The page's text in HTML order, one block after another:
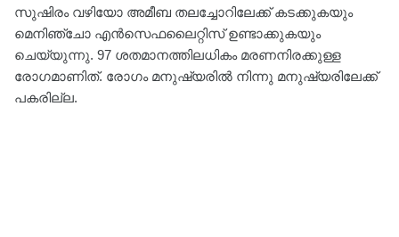
സുഷിരം വഴിയോ അമീബ തലച്ചോറിലേക്ക് കടക്കുകയും
മെനിഞ്ചോ എൻസെഫലൈറ്റിസ് ഉണ്ടാക്കുകയും
ചെയ്യുന്നു. 97 ശതമാനത്തിലധികം മരണനിരക്കുള്ള
രോഗമാണിത്. രോഗം മനുഷ്യരിൽ നിന്നു മനുഷ്യരിലേക്ക്
പകരില്ല.